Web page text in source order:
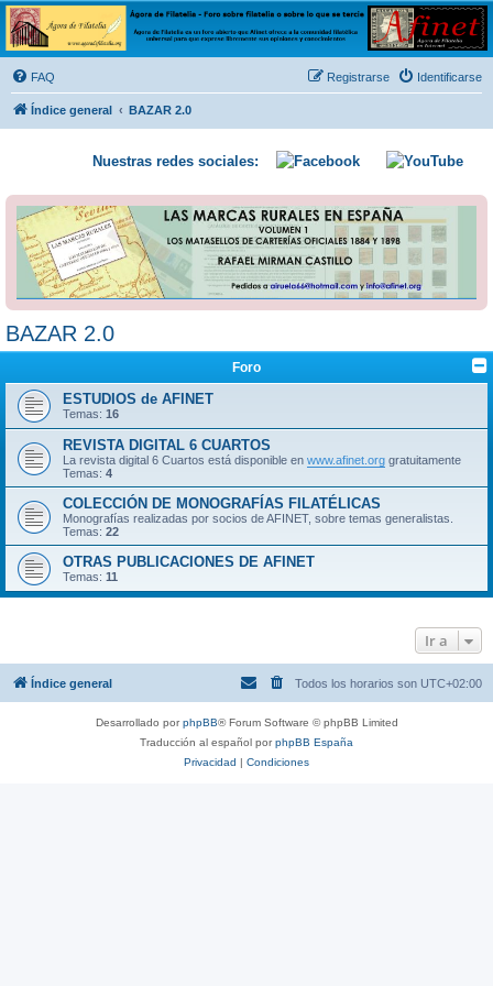
Ágora de Filatelia
Foro sobre filatelia o sobre lo que se tercie. Ágora de Filatelia es un foro abierto que Afinet
ofrece a la comunidad filatélica universal para que exprese libremente sus opiniones y
conocimientos
FAQ Identificarse
Registrarse
Índice general BAZAR 2.0
Nuestras redes sociales:
BAZAR 2.0
Foro
ESTUDIOS de AFINET
Temas: 16
REVISTA DIGITAL 6 CUARTOS
La revista digital 6 Cuartos está disponible en www.afinet.org gratuitamente
Temas: 4
COLECCIÓN DE MONOGRAFÍAS FILATÉLICAS
Monografías realizadas por socios de AFINET, sobre temas generalistas.
Temas: 22
OTRAS PUBLICACIONES DE AFINET
Temas: 11
Ir a
Índice general Todos los horarios son UTC+02:00
Desarrollado porphpBB® Forum Software © phpBB Limited
Traducción al español porphpBB España
Privacidad | Condiciones